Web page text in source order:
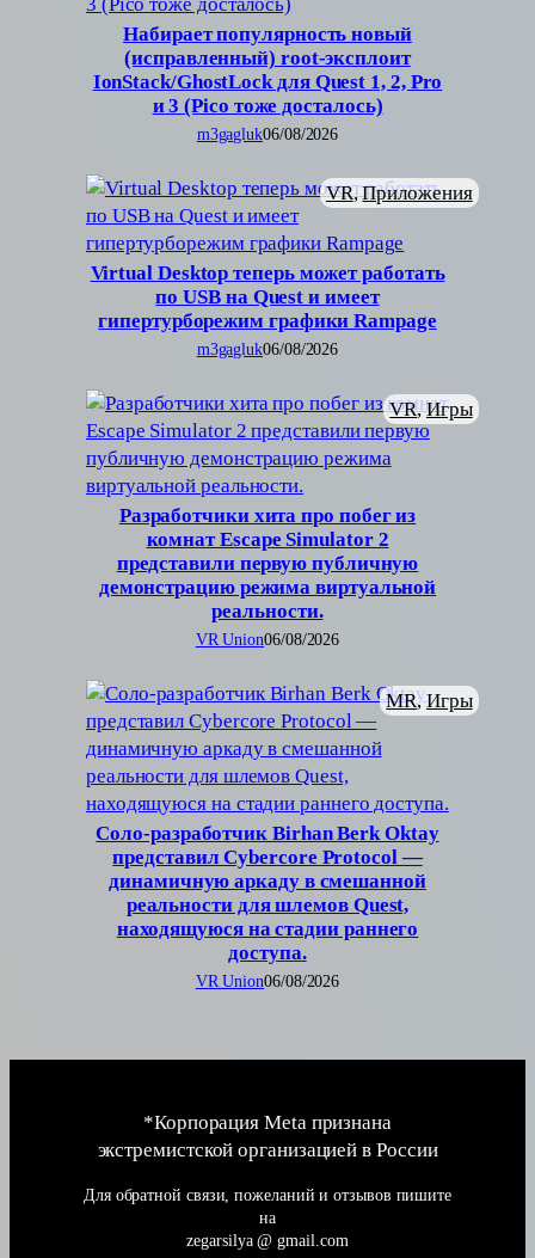
Набирает популярность новый
(исправленный) root-эксплоит
IonStack/GhostLock для Quest 1, 2, Pro
и 3 (Pico тоже досталось)
m3gagluk06/08/2026
Virtual Desktop теперь может работать
по USB на Quest и имеет
гипертурборежим графики Rampage
VR, Приложения
m3gagluk06/08/2026
Разработчики хита про побег из
комнат Escape Simulator 2
представили первую публичную
демонстрацию режима виртуальной
реальности.
VR, Игры
VR Union06/08/2026
Соло-разработчик Birhan Berk Oktay
представил Cybercore Protocol —
динамичную аркаду в смешанной
реальности для шлемов Quest,
находящуюся на стадии раннего
доступа.
MR, Игры
VR Union06/08/2026
*Корпорация Meta признана
экстремистской организацией в России
Для обратной связи, пожеланий и отзывов пишите
на
zegarsilya @ gmail.com